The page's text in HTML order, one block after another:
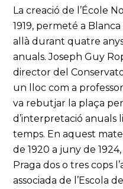
La creació de l’École
1919, permeté a
allà durant quatre
anuals. Joseph Guy
director del
un lloc com a
va rebutjar la plaça
d’interpretació anuals
temps. En aquest
de 1920 a juny de
Praga dos o tres cops
associada de l’Escola